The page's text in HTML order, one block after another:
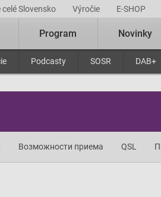
celé Slovensko Výročie E-SHOP
Podcasty SOSR DAB+
Program Novinky
Возможности приема QSL